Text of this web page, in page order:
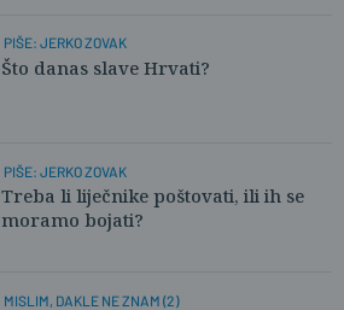
PIŠE: JERKO ZOVAK
Što danas slave Hrvati?
PIŠE: JERKO ZOVAK
Treba li liječnike poštovati, ili ih se
moramo bojati?
MISLIM, DAKLE NE ZNAM (2)